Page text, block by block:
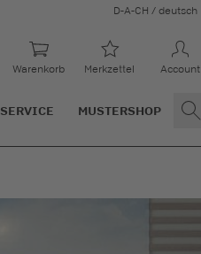
D-A-CH / deutsch
Warenkorb Merkzettel Account
SERVICE MUSTERSHOP